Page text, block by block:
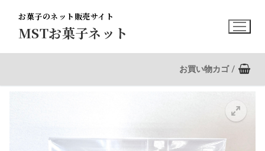
MSTお菓子ネット
お菓子のネット販売サイト
お買い物カゴ /